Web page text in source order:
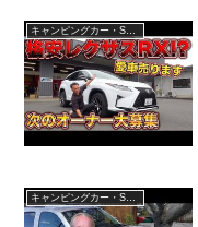
キャンピングカー・SUV人気車種